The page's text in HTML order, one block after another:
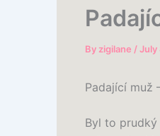
By zigilane /July
Padající muž
Byl to prudký